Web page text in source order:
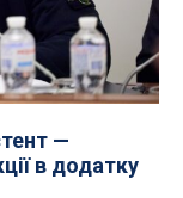
—
в додатку